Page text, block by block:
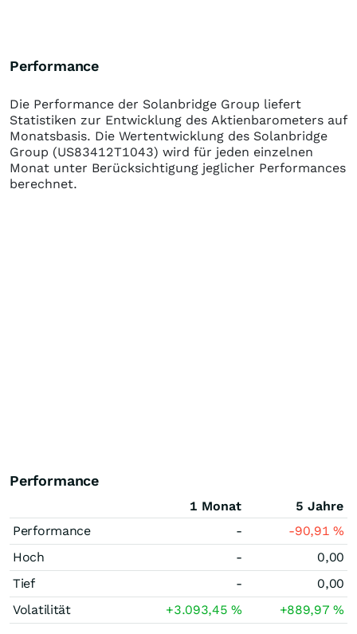
Performance
Die Performance der Solanbridge Group liefert
Statistiken zur Entwicklung des Aktienbarometers auf
Monatsbasis. Die Wertentwicklung des Solanbridge
Group (US83412T1043) wird für jeden einzelnen
Monat unter Berücksichtigung jeglicher Performances
berechnet.
Performance
1 Monat
5 Jahre
Performance
- -90,91%
Hoch
-
0,00
Tief
-
0,00
Volatilität
+3.093,45% +889,97%